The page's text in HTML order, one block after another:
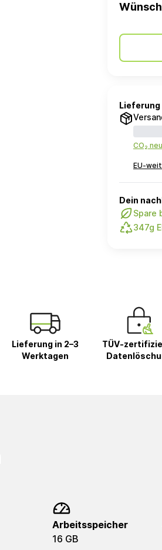
Lieferung
CO₂
EU-
Dein
Spare
347g
Lieferung in 2–3
Werktagen
TÜV-
Arbeitsspeicher
16 GB